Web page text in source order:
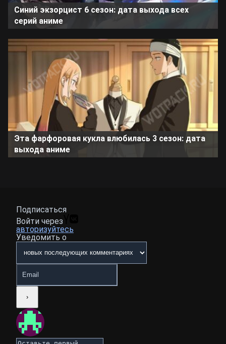
Синий экзорцист 6 сезон: дата выхода всех
серий аниме
Эта фарфоровая кукла влюбилась 3 сезон: дата
выхода аниме
Подписаться
Войти через
авторизуйтесь
Уведомить о